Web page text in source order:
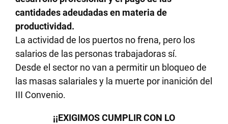
cantidades adeudadas en materia de
productividad.
La actividad de los puertos no frena, pero los
salarios de las personas trabajadoras sí.
Desde el sector no van a permitir un bloqueo de
las masas salariales y la muerte por inanición del
III Convenio.
¡¡EXIGIMOS CUMPLIR CON LO